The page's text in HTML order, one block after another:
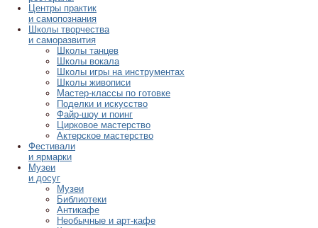
Центры практик
и самопознания
Школы творчества
и саморазвития
Школы танцев
Школы вокала
Школы игры на инструментах
Школы живописи
Мастер-классы по готовке
Поделки и искусство
Файр-шоу и поинг
Цирковое мастерство
Актерское мастерство
Фестивали
и ярмарки
Музеи
и досуг
Музеи
Библиотеки
Антикафе
Необычные и арт-кафе